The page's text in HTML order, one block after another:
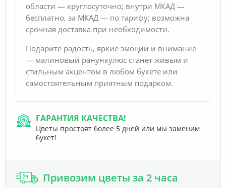
области — круглосуточно; внутри МКАД —
бесплатно, за МКАД — по тарифу; возможна
срочная доставка при необходимости.
Подарите радость, яркие эмоции и внимание
— малиновый ранункулюс станет живым и
стильным акцентом в любом букете или
самостоятельным приятным подарком.
ГАРАНТИЯ КАЧЕСТВА!
Цветы простоят более 5 дней или мы заменим
букет!
Привозим цветы за 2 часа